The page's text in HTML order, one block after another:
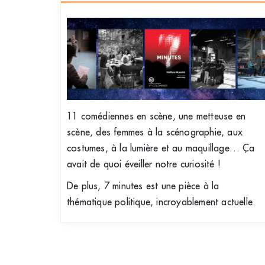
11 comédiennes en scène, une metteuse en
scène, des femmes à la scénographie, aux
costumes, à la lumière et au maquillage… Ça
avait de quoi éveiller notre curiosité !
De plus, 7 minutes est une pièce à la
thématique politique, incroyablement actuelle.